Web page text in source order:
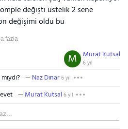
değişti üstelik 2 sene
değişimi oldu bu
fazla
Murat Kutsal
6 yıl
M
Naz Dinar6 yıl
Murat Kutsal6 yıl